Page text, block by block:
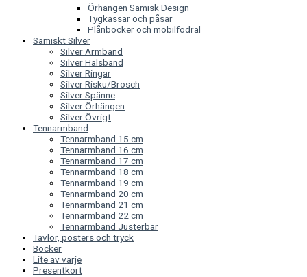
Örhängen Samisk Design
Tygkassar och påsar
Plånböcker och mobilfodral
Samiskt Silver
Silver Armband
Silver Halsband
Silver Ringar
Silver Risku/Brosch
Silver Spänne
Silver Örhängen
Silver Övrigt
Tennarmband
Tennarmband 15 cm
Tennarmband 16 cm
Tennarmband 17 cm
Tennarmband 18 cm
Tennarmband 19 cm
Tennarmband 20 cm
Tennarmband 21 cm
Tennarmband 22 cm
Tennarmband Justerbar
Tavlor, posters och tryck
Böcker
Lite av varje
Presentkort